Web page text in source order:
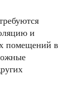
и
помещений в